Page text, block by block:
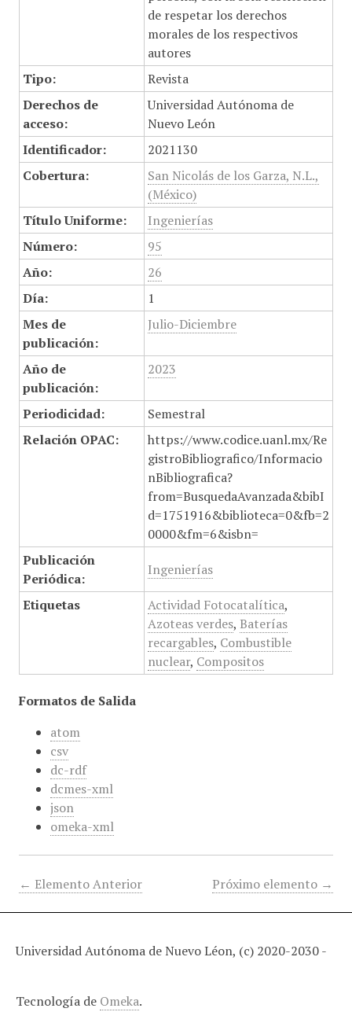
de respetar los derechos
morales de los respectivos
autores
Tipo:
Revista
Derechos de
acceso:
Universidad Autónoma de
Nuevo León
Identificador:
2021130
Cobertura:
San Nicolás de los Garza, N.L.,
(México)
Título Uniforme:
Ingenierías
Número:
95
Año:
26
Día:
1
Mes de
publicación:
Julio-Diciembre
Año de
publicación:
2023
Periodicidad:
Semestral
Relación OPAC:
https://www.codice.uanl.mx/Re
gistroBibliografico/Informacio
nBibliografica?
from=BusquedaAvanzada&bibI
d=1751916&biblioteca=0&fb=2
0000&fm=6&isbn=
Publicación
Periódica:
Ingenierías
Etiquetas Actividad Fotocatalítica,
Azoteas verdes, Baterías
recargables, Combustible
nuclear, Compositos
Formatos de Salida
atom
csv
dc-rdf
dcmes-xml
json
omeka-xml
← Elemento Anterior Próximo elemento →
Universidad Autónoma de Nuevo Léon, (c) 2020-2030 -
Tecnología de Omeka.